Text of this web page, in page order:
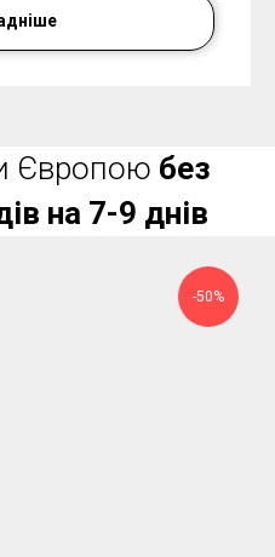
Європою без
на 7-9 днів
-50%